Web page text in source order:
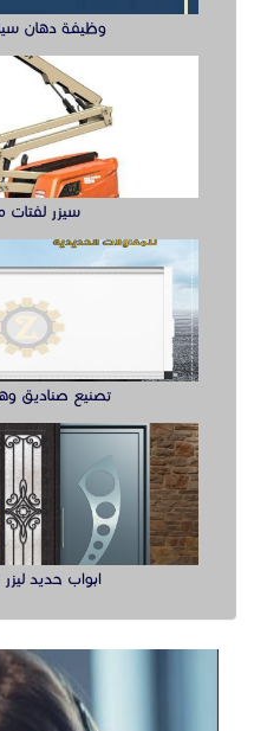
تصنيع صناديق
ابواب حديد